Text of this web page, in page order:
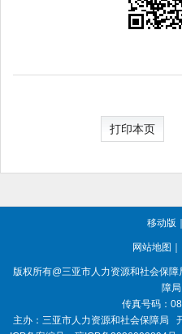
打印本页
移动版
网站地图
版权所有@三亚市人力资源和社会保障
障
传真号码：
主办：三亚市人力资源和社会保障局